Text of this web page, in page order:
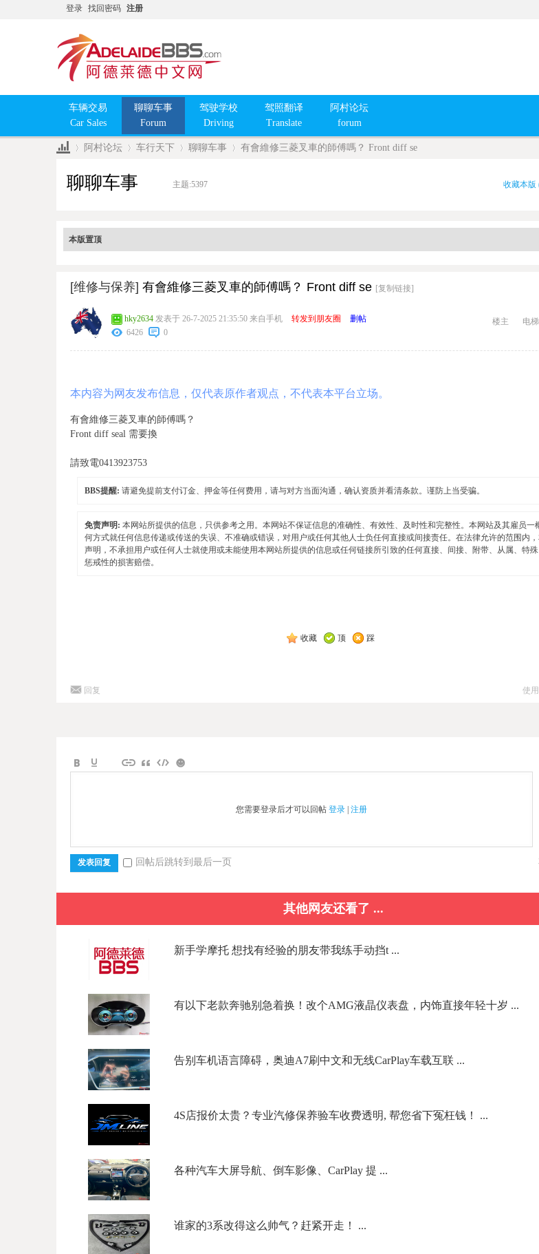
登录 找回密码 注册
车辆交易
Car Sales
聊聊车事
Forum
驾驶学校
Driving
驾照翻译
Translate
阿村论坛
forum
阿村论坛 车行天下 聊聊车事 有會維修三菱叉車的師傅嗎？ Front diff se
聊聊车事 主题:5397 收藏本版
本版置顶
[维修与保养] 有會維修三菱叉車的師傅嗎？ Front diff se [复制链接]
电
楼主
hky2634 发表于 26-7-2025 21:35:50 来自手机 转发到朋友圈
删帖
6426
0
本内容为网友发布信息，仅代表原作者观点，不代表本平台立场。
有會維修三菱叉車的師傅嗎？
Front diff seal 需要換
請致電0413923753
BBS提醒: 请避免提前支付订金、押金等任何费用，请与对方当面沟通，确认资质并看清条款。谨防上当受骗。
免责声明: 本网站所提供的信息，只供参考之用。本网站不保证信息的准确性、有效性、及时性和完整性。本网站及其雇员一
何方式就任何信息传递或传送的失误、不准确或错误，对用户或任何其他人士负任何直接或间接责任。在法律允许的范围内
声明，不承担用户或任何人士就使用或未能使用本网站所提供的信息或任何链接所引致的任何直接、间接、附带、从属、特
惩戒性的损害赔偿。
收藏 顶 踩
回复 使
您需要登录后才可以回帖 登录 | 注册
发表回复 回帖后跳转到最后一页
其他网友还看了 ...
新手学摩托 想找有经验的朋友带我练手动挡t ...
有以下老款奔驰别急着换！改个AMG液晶仪表盘，内饰直接年轻十岁 ...
告别车机语言障碍，奥迪A7刷中文和无线CarPlay车载互联 ...
4S店报价太贵？专业汽修保养验车收费透明, 帮您省下冤枉钱！ ...
各种汽车大屏导航、倒车影像、CarPlay 提 ...
谁家的3系改得这么帅气？赶紧开走！ ...